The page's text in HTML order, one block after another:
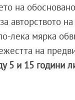
на обосновано
авторството
лека мярка
на
5 и 15 години